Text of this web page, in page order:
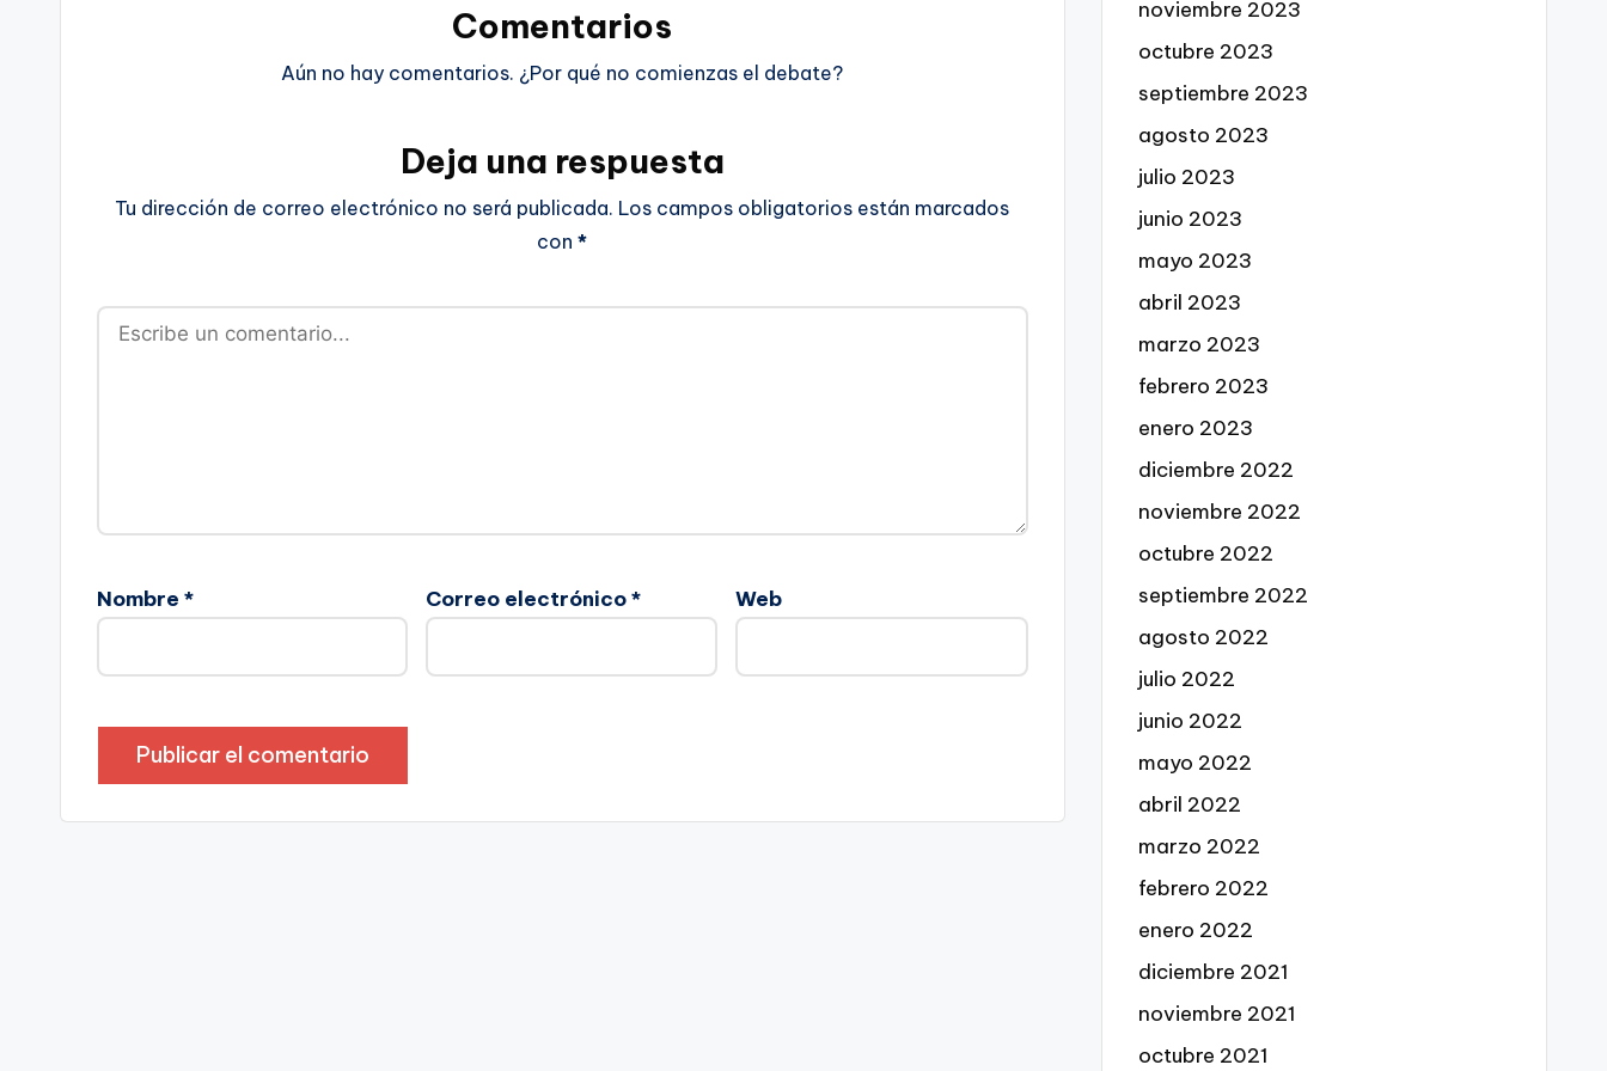
Comentarios
Aún no hay comentarios. ¿Por qué no comienzas el debate?
Deja una respuesta
Tu dirección de correo electrónico no será publicada. Los campos obligatorios están marcados
con*
Nombre * Correo electrónico* Web
noviembre 2023
octubre 2023
septiembre 2023
agosto 2023
julio 2023
junio 2023
mayo 2023
abril 2023
marzo 2023
febrero 2023
enero 2023
diciembre 2022
noviembre 2022
octubre 2022
septiembre 2022
agosto 2022
julio 2022
junio 2022
mayo 2022
abril 2022
marzo 2022
febrero 2022
enero 2022
diciembre 2021
noviembre 2021
octubre 2021